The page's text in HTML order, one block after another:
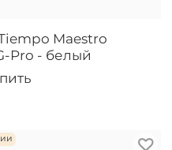
Maestro
Pro - белый